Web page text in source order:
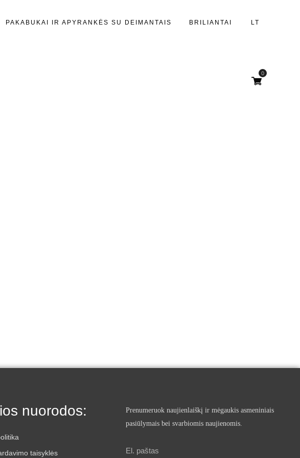
PAKABUKAI IR APYRANKĖS SU DEIMANTAIS BRILIANTAI LT
nuorodos:
taisyklės
Prenumeruok naujienlaiškį ir mėgaukis asmeniniais
pasiūlymais bei svarbiomis naujienomis.
0